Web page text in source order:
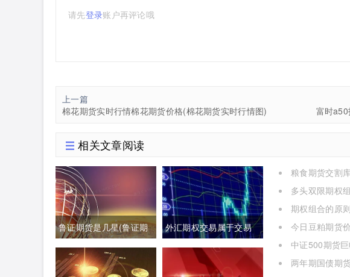
请先登录账户再评论哦
上一篇
棉花期货实时行情棉花期货价格(棉花期货实时行情图)
富时
相关文章阅读
鲁证期货是几星(鲁证期
货最新消息)
外汇期权交易属于交易
性金融负债吗(外汇期权
交易是指交易双方)
粮食期货交割
多头双限期权
期权组合的原
今日豆粕期货
中证500期货
两年期国债期